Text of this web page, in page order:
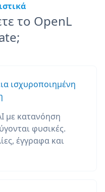
το OpenL
ισχυροποιημένη
με κατανόηση
φυσικές.
έγγραφα και